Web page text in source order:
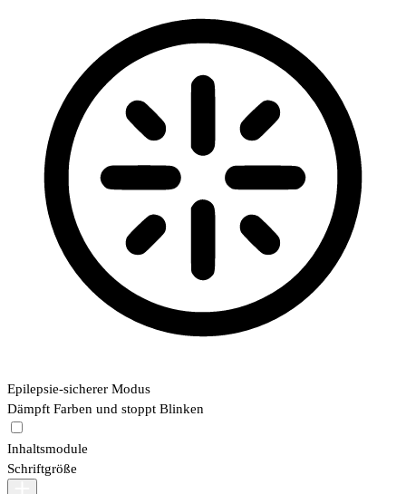
Epilepsie-sicherer Modus
Dämpft Farben und stoppt Blinken
Inhaltsmodule
Schriftgröße